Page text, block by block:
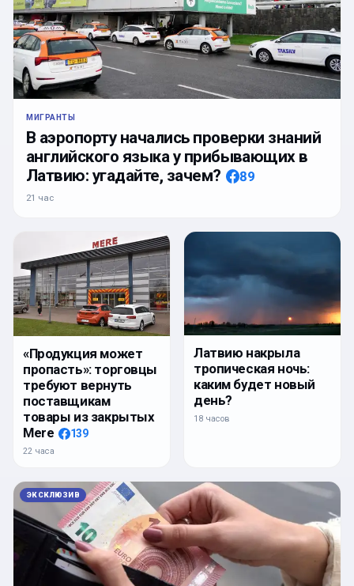
МИГРАНТЫ
В аэропорту начались проверки знаний
английского языка у прибывающих в
Латвию: угадайте, зачем?
89
21 час
«Продукция может
пропасть»: торговцы
требуют вернуть
поставщикам
товары из закрытых
Mere
139
22 часа
Латвию накрыла
тропическая ночь:
каким будет новый
день?
18 часов
ЭКСКЛЮЗИВ